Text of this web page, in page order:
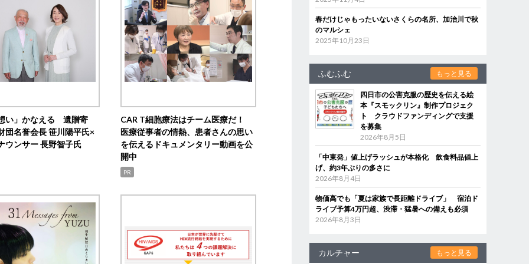
い」かなえる 遺贈寄
名誉会長 笹川陽平氏×
ウンサー 長野智子氏
CAR T細胞療法はチーム医療だ！
医療従事者の情熱、患者さんの思い
を伝えるドキュメンタリー動画を公
開中
PR
春だけじゃもったいないさくらの名所、加治川で秋
のマルシェ
2025年10月23日
ふむふむ もっと見る
四日市の公害克服の歴史を伝える絵
本『スモックリン』制作プロジェク
ト クラウドファンディングで支援
を募集
2026年8月5日
「中東発」値上げラッシュが本格化 飲食料品値上
げ、約3年ぶりの多さに
2026年8月4日
物価高でも「夏は家族で長距離ドライブ」 宿泊ド
ライブ予算4万円超、渋滞・猛暑への備えも必須
2026年8月3日
カルチャー もっと見る